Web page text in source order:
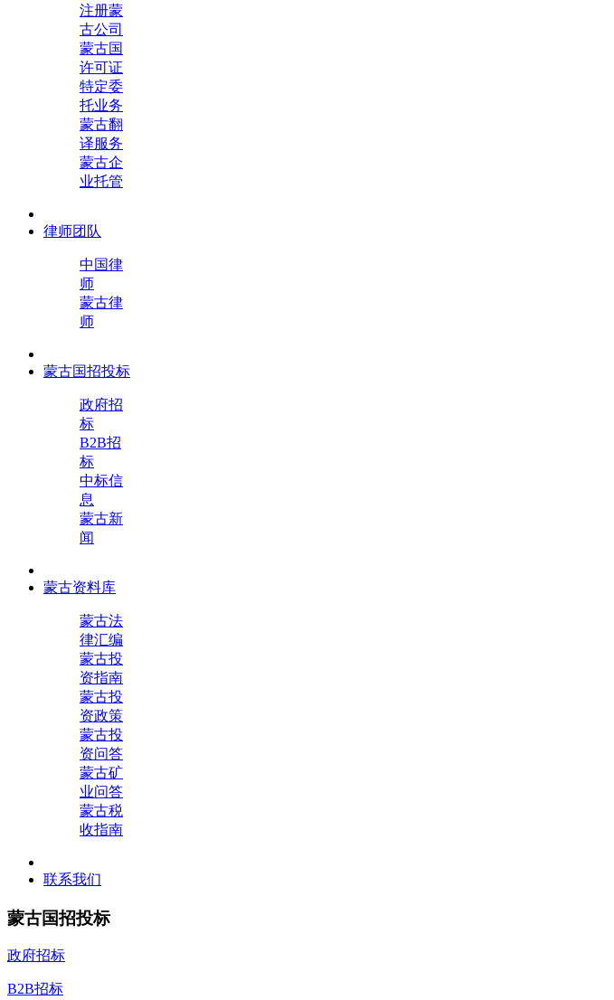
注册蒙
古公司
蒙古国
许可证
特定委
托业务
蒙古翻
译服务
蒙古企
业托管
律师团队
中国律
师
蒙古律
师
蒙古国招投标
政府招
标
B2B招
标
中标信
息
蒙古新
闻
蒙古资料库
蒙古法
律汇编
蒙古投
资指南
蒙古投
资政策
蒙古投
资问答
蒙古矿
业问答
蒙古税
收指南
联系我们
蒙古国招投标
政府招标
B2B招标